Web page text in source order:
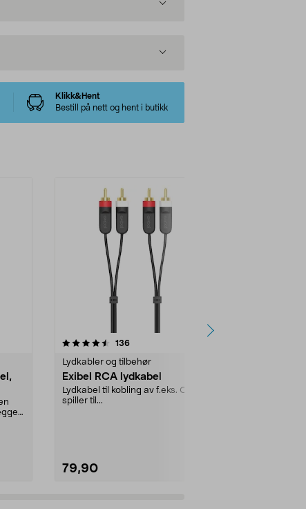
Klikk&Hent
Bestill på nett og hent i butikk
136anmeldelser
Lydkabler og tilbehør
Exibel RCA lydkabel
Lydkabel til kobling av f.eks. CD-
spiller til...
79,90
4.0 av 5 stjerner